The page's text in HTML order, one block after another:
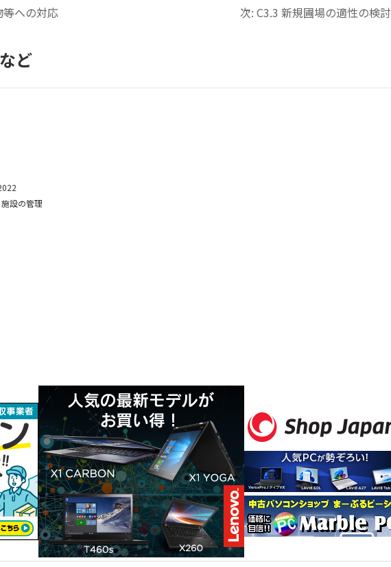
等への対応 次: C3.3 新規圃場の適性の検討
ど
設の管理